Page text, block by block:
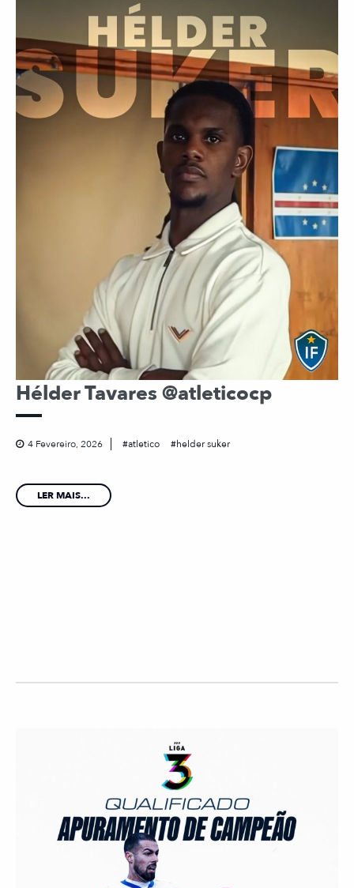
Hélder Tavares @atleticocp
4 Fevereiro, 2026 atletico helder suker
LER MAIS...